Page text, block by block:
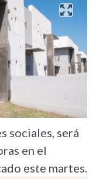
sociales, será
en el
este martes.